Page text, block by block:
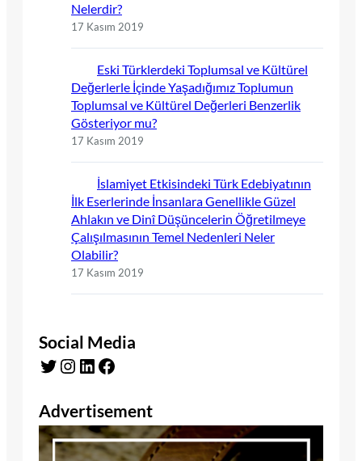
Nelerdir?
17 Kasım 2019
Eski Türklerdeki Toplumsal ve Kültürel
Değerlerle İçinde Yaşadığımız Toplumun
Toplumsal ve Kültürel Değerleri Benzerlik
Gösteriyor mu?
17 Kasım 2019
İslamiyet Etkisindeki Türk Edebiyatının
İlk Eserlerinde İnsanlara Genellikle Güzel
Ahlakın ve Dinî Düşüncelerin Öğretilmeye
Çalışılmasının Temel Nedenleri Neler
Olabilir?
17 Kasım 2019
Social Media
Twitter Instagram LinkedIn Facebook
Advertisement